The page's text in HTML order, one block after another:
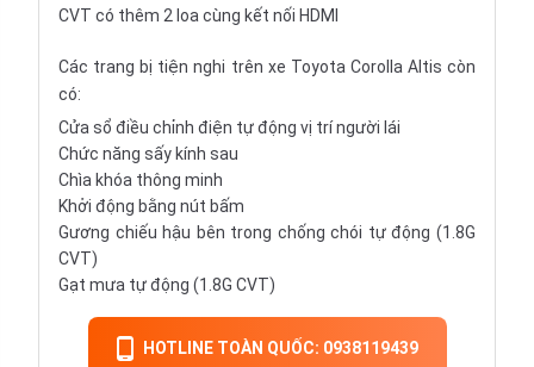
CVT có thêm 2 loa cùng kết nối HDMI
Các trang bị tiện nghi trên xe Toyota Corolla Altis còn
có:
Cửa sổ điều chỉnh điện tự động vị trí người lái
Chức năng sấy kính sau
Chìa khóa thông minh
Khởi động bằng nút bấm
Gương chiếu hậu bên trong chống chói tự động (1.8G
CVT)
Gạt mưa tự động (1.8G CVT)
HOTLINE TOÀN QUỐC: 0938119439